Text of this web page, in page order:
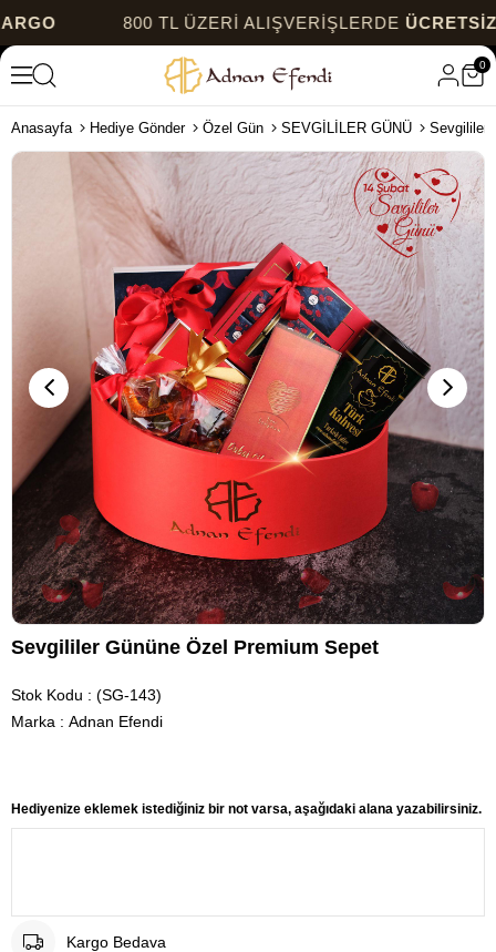
800 TL ÜZERİ ALIŞVERİŞLERDEÜCRETSİZ
0
Anasayfa Hediye Gönder Özel Gün SEVGİLİLER GÜNÜ Sevgililer
Sevgililer Gününe Özel Premium Sepet
Stok Kodu
(SG-143)
Marka : Adnan Efendi
Hediyenize eklemek istediğiniz bir not varsa, aşağıdaki alana yazabilirsiniz.
Kargo Bedava